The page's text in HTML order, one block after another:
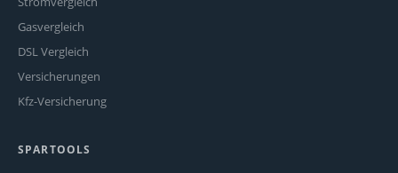
Gasvergleich
DSL Vergleich
Versicherungen
Kfz-Versicherung
SPARTOOLS